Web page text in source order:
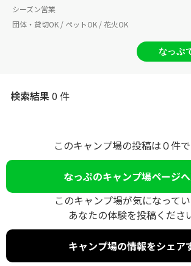
シーズン営業
団体・貸切OK / ペットOK / 花火OK
なっぷ
検索結果0 件
このキャンプ場の投稿は０件で
なっぷのキャンプ場ページ
このキャンプ場が気になって
あなたの体験を投稿くださ
キャンプ場の情報をシェア